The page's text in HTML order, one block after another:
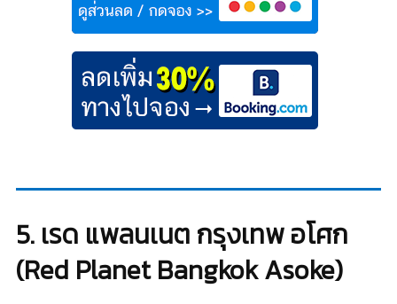
5. เรด แพลนเนต กรุงเทพ อโศก
(Red Planet Bangkok Asoke)